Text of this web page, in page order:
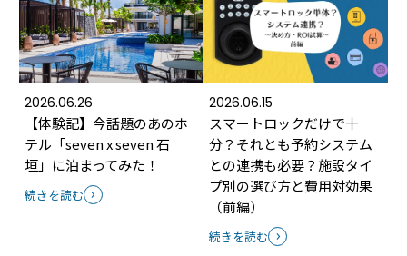
2026.06.26
【体験記】今話題のあのホ
テル「seven x seven 石
垣」に泊まってみた！
続きを読む
2026.06.15
スマートロックだけで十
分？それとも予約システム
との連携も必要？施設タイ
プ別の選び方と費用対効果
（前編）
続きを読む